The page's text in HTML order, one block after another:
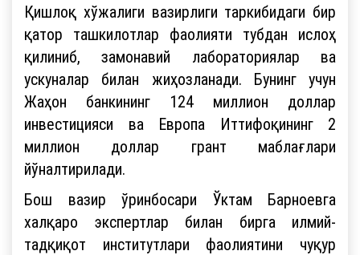
Қишлоқ хўжалиги вазирлиги таркибидаги бир
қатор ташкилотлар фаолияти тубдан ислоҳ
қилиниб, замонавий лабораториялар ва
ускуналар билан жиҳозланади. Бунинг учун
Жаҳон банкининг 124 миллион доллар
инвестицияси ва Европа Иттифоқининг 2
миллион доллар грант маблағлари
йўналтирилади.
Бош вазир ўринбосари Ўктам Барноевга
халқаро экспертлар билан бирга илмий-
тадқиқот институтлари фаолиятини чуқур